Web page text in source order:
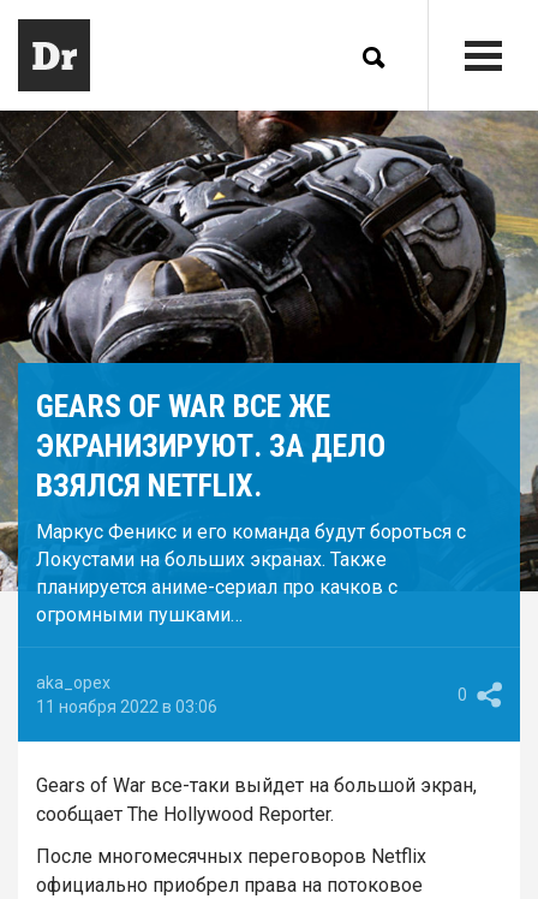
GEARS OF WAR ВСЕ ЖЕ
ЭКРАНИЗИРУЮТ. ЗА ДЕЛО
ВЗЯЛСЯ NETFLIX.
Маркус Феникс и его команда будут бороться с
Локустами на больших экранах. Также
планируется аниме-сериал про качков с
огромными пушками…
aka_opex
11 ноября 2022 в 03:06
0
Gears of War все-таки выйдет на большой экран,
сообщает The Hollywood Reporter.
После многомесячных переговоров Netflix
официально приобрел права на потоковое